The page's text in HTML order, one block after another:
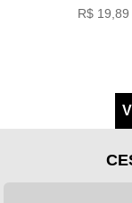
R$ 19,89